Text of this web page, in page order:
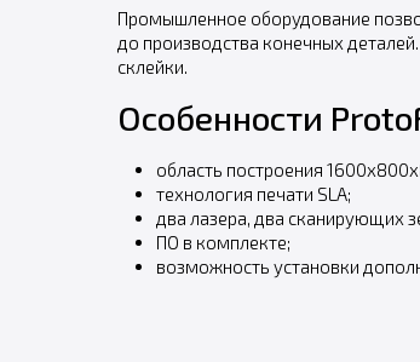
Промышленное оборудование
до производства конечных
склейки.
Особенности
область построения
технология печати SLA;
два лазера, два сканирующих
ПО в комплекте;
возможность установки